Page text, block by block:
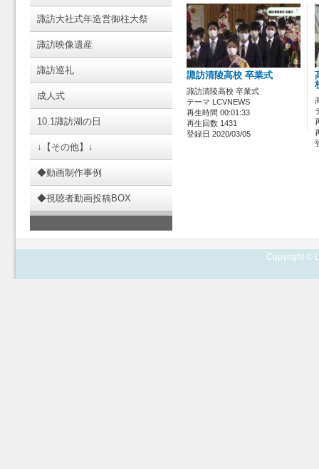
諏訪大社式年造営御柱大祭
諏訪映像遺産
諏訪巡礼
成人式
10.1諏訪湖の日
↓【その他】↓
◆動画制作事例
◆視聴者動画投稿BOX
諏訪清陵高校 卒業式
諏訪清陵高校 卒業式
テーマ LCVNEWS
再生時間 00:01:33
再生回数 1431
登録日 2020/03/05
Copyright ©